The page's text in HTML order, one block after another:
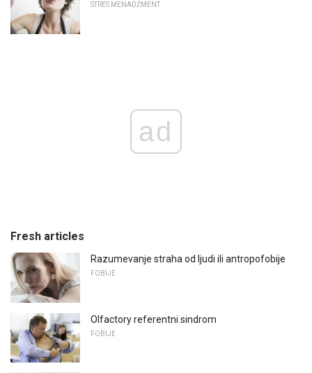
STRES MENADŽMENT
ad
Fresh articles
Razumevanje straha od ljudi ili antropofobije
FOBIJE
Olfactory referentni sindrom
FOBIJE